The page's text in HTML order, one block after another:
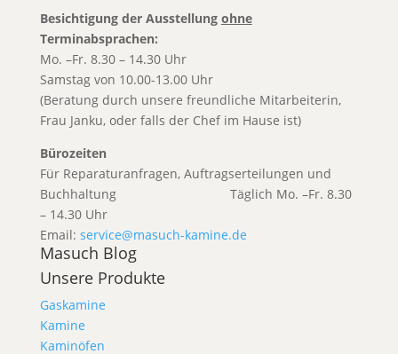
Besichtigung der Ausstellung ohne
Terminabsprachen:
Mo. –Fr. 8.30 – 14.30 Uhr
Samstag von 10.00-13.00 Uhr
(Beratung durch unsere freundliche Mitarbeiterin,
Frau Janku, oder falls der Chef im Hause ist)
Bürozeiten
Für Reparaturanfragen, Auftragserteilungen und
Buchhaltung Täglich Mo. –Fr. 8.30
– 14.30 Uhr
Email: service@masuch-kamine.de
Masuch Blog
Unsere Produkte
Gaskamine
Kamine
Kaminöfen